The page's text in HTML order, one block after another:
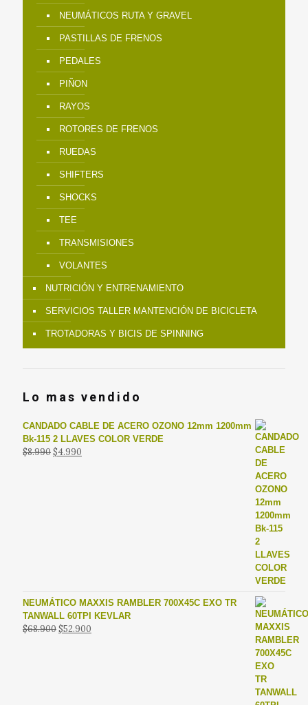
NEUMÁTICOS RUTA Y GRAVEL
PASTILLAS DE FRENOS
PEDALES
PIÑON
RAYOS
ROTORES DE FRENOS
RUEDAS
SHIFTERS
SHOCKS
TEE
TRANSMISIONES
VOLANTES
NUTRICIÓN Y ENTRENAMIENTO
SERVICIOS TALLER MANTENCIÓN DE BICICLETA
TROTADORAS Y BICIS DE SPINNING
Lo mas vendido
CANDADO CABLE DE ACERO OZONO 12mm 1200mm
Bk-115 2 LLAVES COLOR VERDE
$8.990El
$4.990
NEUMÁTICO MAXXIS RAMBLER 700X45C EXO TR
TANWALL 60TPI KEVLAR
$68.900El
$52.900